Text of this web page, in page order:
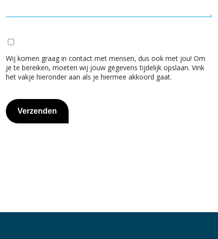
Wij komen graag in contact met mensen, dus ook met jou! Om
je te bereiken, moeten wij jouw gegevens tijdelijk opslaan. Vink
het vakje hieronder aan als je hiermee akkoord gaat.
Verzenden